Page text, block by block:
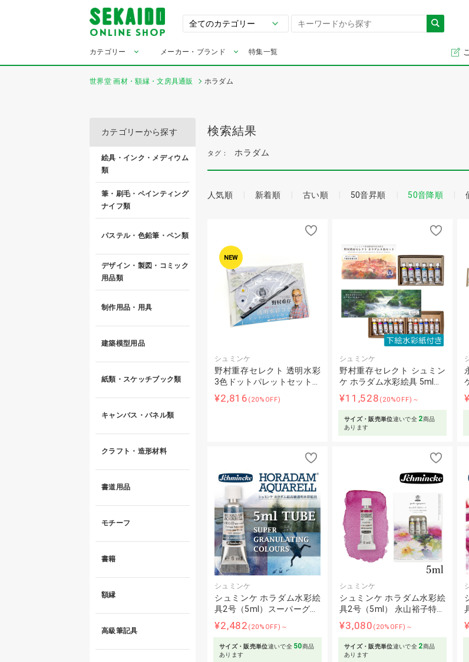
カテゴリー メーカー・ブランド 特集一覧
世界堂 画材・額縁・文房具通販 ホラダム
検索結果
タグ： ホラダム
人気順 新着順 古い順 50音昇順 50音降順
NEW
シュミンケ
野村重存セレクト 透明水彩
3色ドットパレットセット…
¥2,816 (20%OFF)
シュミンケ
野村重存セレクト シュミン
ケ ホラダム水彩絵具 5ml…
¥11,528 (20%OFF)～
サイズ・販売単位違いで全 2商品
あります
シュミンケ
シュミンケ ホラダム水彩絵
具2号（5ml）スーパーグ…
¥2,482 (20%OFF)～
サイズ・販売単位違いで全 50商品
あります
シュミンケ
シュミンケ ホラダム水彩絵
具2号（5ml） 永山裕子特…
¥3,080 (20%OFF)～
サイズ・販売単位違いで全 2商品
あります
カテゴリーから探す
絵具・インク・メディウム
類
筆・刷毛・ペインティング
ナイフ類
パステル・色鉛筆・ペン類
デザイン・製図・コミック
用品類
制作用品・用具
建築模型用品
紙類・スケッチブック類
キャンバス・パネル類
クラフト・造形材料
書道用品
モチーフ
書籍
額縁
高級筆記具